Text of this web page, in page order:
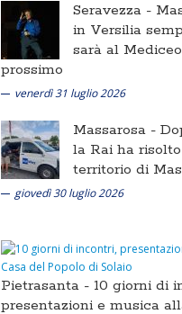
Seravezza -
in Versilia
sarà al
prossimo
venerdì 31 luglio 2026
Massarosa -
la Rai ha
territorio di
giovedì 30 luglio 2026
Pietrasanta - 10 giorni di
presentazioni e musica